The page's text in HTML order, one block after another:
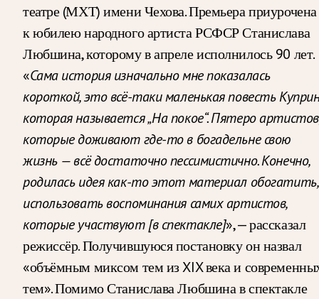
театре (МХТ) имени Чехова. Премьера приурочена
к юбилею народного артиста РСФСР Станислава
Любшина, которому в апреле исполнилось 90 лет.
«Сама история изначально мне показалась
короткой, это всё-таки маленькая повесть
которая называется „На покое“. Пятеро
которые доживают где-то в богадельне свою
жизнь — всё достаточно пессимистично. Конечно,
родилась идея как-то этот материал обогатить,
использовать воспоминания самих артистов,
которые участвуют [в спектакле]», — рассказал
режиссёр. Получившуюся постановку он назвал
«объёмным миксом тем из XIX века и
тем». Помимо Станислава Любшина в спектакле